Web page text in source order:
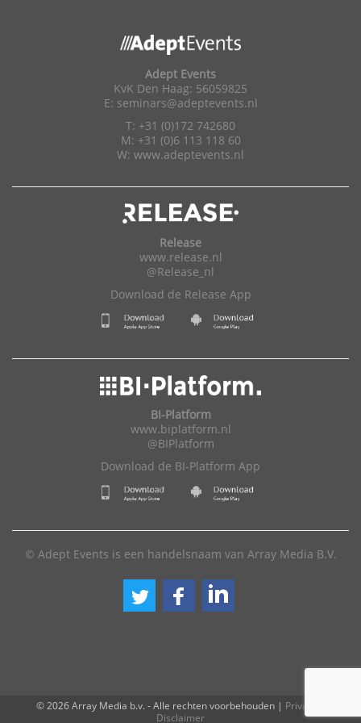
Adept Events
KvK Den Haag: 56059825
E: seminars@adeptevents.nl
T: +31 (0)172 742680
M: +31 (0)6 113 118 60
W: www.adeptevents.nl
Release
www.release.nl
@Release_nl
Download de Release App
BI-Platform
www.biplatform.nl
@BIPlatform
Download de BI-Platform App
© Adept Events is een handelsnaam van Array Media B.V.
© 2026 Array Media b.v. - Alle rechten voorbehouden | Privacy
Disclaimer